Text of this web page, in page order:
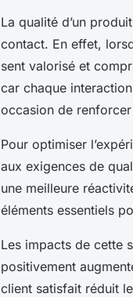
La qualité d’un
contact. En effet,
sent valorisé et
car chaque
occasion de
Pour optimiser
aux exigences de
une meilleure
éléments essentiels
Les impacts de cette
positivement
client satisfait réduit